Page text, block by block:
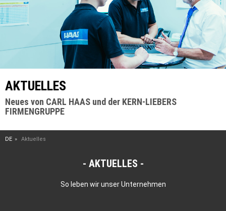
AKTUELLES
Neues von CARL HAAS und der KERN-LIEBERS
FIRMENGRUPPE
DE Aktuelles
AKTUELLES
So leben wir unser Unternehmen